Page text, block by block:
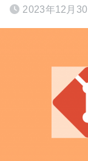
2023年12月30